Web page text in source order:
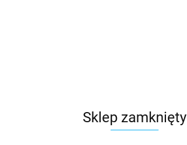
Sklep zamknięty